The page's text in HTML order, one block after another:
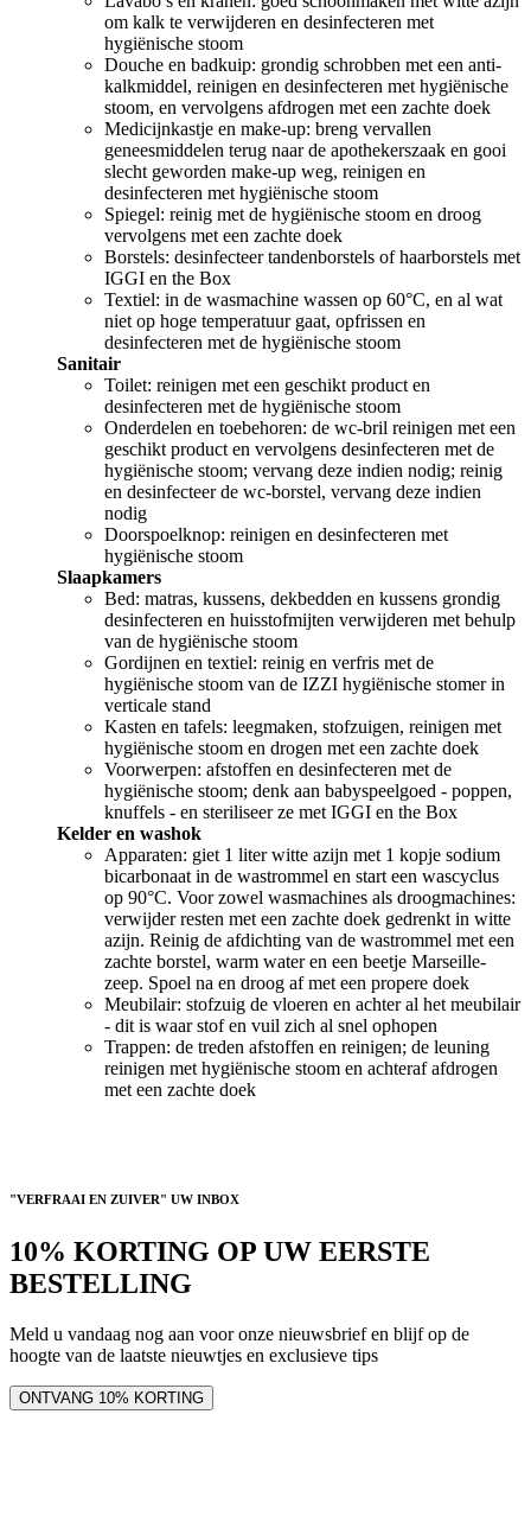
om kalk te verwijderen en desinfecteren met
hygiënische stoom
Douche en badkuip: grondig schrobben met een anti-
kalkmiddel, reinigen en desinfecteren met hygiënische
stoom, en vervolgens afdrogen met een zachte doek
Medicijnkastje en make-up: breng vervallen
geneesmiddelen terug naar de apothekerszaak en gooi
slecht geworden make-up weg, reinigen en
desinfecteren met hygiënische stoom
Spiegel: reinig met de hygiënische stoom en droog
vervolgens met een zachte doek
Borstels: desinfecteer tandenborstels of haarborstels met
IGGI en the Box
Textiel: in de wasmachine wassen op 60°C, en al wat
niet op hoge temperatuur gaat, opfrissen en
desinfecteren met de hygiënische stoom
Sanitair
Toilet: reinigen met een geschikt product en
desinfecteren met de hygiënische stoom
Onderdelen en toebehoren: de wc-bril reinigen met een
geschikt product en vervolgens desinfecteren met de
hygiënische stoom; vervang deze indien nodig; reinig
en desinfecteer de wc-borstel, vervang deze indien
nodig
Doorspoelknop: reinigen en desinfecteren met
hygiënische stoom
Slaapkamers
Bed: matras, kussens, dekbedden en kussens grondig
desinfecteren en huisstofmijten verwijderen met behulp
van de hygiënische stoom
Gordijnen en textiel: reinig en verfris met de
hygiënische stoom van de IZZI hygiënische stomer in
verticale stand
Kasten en tafels: leegmaken, stofzuigen, reinigen met
hygiënische stoom en drogen met een zachte doek
Voorwerpen: afstoffen en desinfecteren met de
hygiënische stoom; denk aan babyspeelgoed - poppen,
knuffels - en steriliseer ze met IGGI en the Box
Kelder en washok
Apparaten: giet 1 liter witte azijn met 1 kopje sodium
bicarbonaat in de wastrommel en start een wascyclus
op 90°C. Voor zowel wasmachines als droogmachines:
verwijder resten met een zachte doek gedrenkt in witte
azijn. Reinig de afdichting van de wastrommel met een
zachte borstel, warm water en een beetje Marseille-
zeep. Spoel na en droog af met een propere doek
Meubilair: stofzuig de vloeren en achter al het meubilair
- dit is waar stof en vuil zich al snel ophopen
Trappen: de treden afstoffen en reinigen; de leuning
reinigen met hygiënische stoom en achteraf afdrogen
met een zachte doek
"VERFRAAI EN ZUIVER" UW INBOX
10% KORTING OP UW EERSTE
BESTELLING
Meld u vandaag nog aan voor onze nieuwsbrief en blijf op de
hoogte van de laatste nieuwtjes en exclusieve tips
ONTVANG 10% KORTING